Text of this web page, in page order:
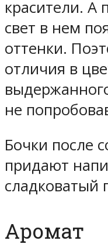
красители. А
свет в нем
оттенки.
отличия в
не
Бочки после
придают
сладковатый
Аромат